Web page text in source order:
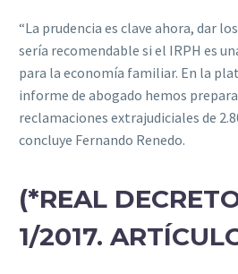
“La prudencia es clave ahora, dar
sería recomendable si el IRPH es
para la economía familiar. En la
informe de abogado hemos
reclamaciones extrajudiciales de
concluye Fernando Renedo.
(*REAL
1/2017.